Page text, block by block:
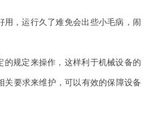
用，运行久了难免会出些小毛病，闹
规定来操作，这样利于机械设备的
关要求来维护，可以有效的保障设备